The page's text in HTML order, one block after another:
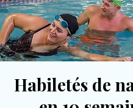
Habiletés de